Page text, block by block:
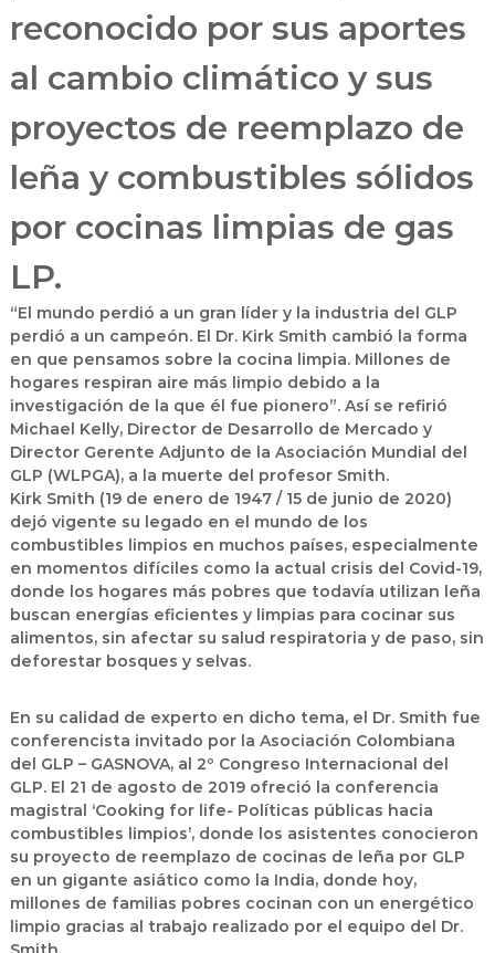
reconocido por sus aportes
al cambio climático y sus
proyectos de reemplazo de
leña y combustibles sólidos
por cocinas limpias de gas
LP.
“El mundo perdió a un gran líder y la industria del GLP
perdió a un campeón. El Dr. Kirk Smith cambió la forma
en que pensamos sobre la cocina limpia. Millones de
hogares respiran aire más limpio debido a la
investigación de la que él fue pionero”. Así se refirió
Michael Kelly, Director de Desarrollo de Mercado y
Director Gerente Adjunto de la Asociación Mundial del
GLP (WLPGA), a la muerte del profesor Smith.
Kirk Smith (19 de enero de 1947 / 15 de junio de 2020)
dejó vigente su legado en el mundo de los
combustibles limpios en muchos países, especialmente
en momentos difíciles como la actual crisis del Covid-19,
donde los hogares más pobres que todavía utilizan leña
buscan energías eficientes y limpias para cocinar sus
alimentos, sin afectar su salud respiratoria y de paso, sin
deforestar bosques y selvas.
En su calidad de experto en dicho tema, el Dr. Smith fue
conferencista invitado por la Asociación Colombiana
del GLP – GASNOVA, al 2º Congreso Internacional del
GLP. El 21 de agosto de 2019 ofreció la conferencia
magistral ‘Cooking for life- Políticas públicas hacia
combustibles limpios’, donde los asistentes conocieron
su proyecto de reemplazo de cocinas de leña por GLP
en un gigante asiático como la India, donde hoy,
millones de familias pobres cocinan con un energético
limpio gracias al trabajo realizado por el equipo del Dr.